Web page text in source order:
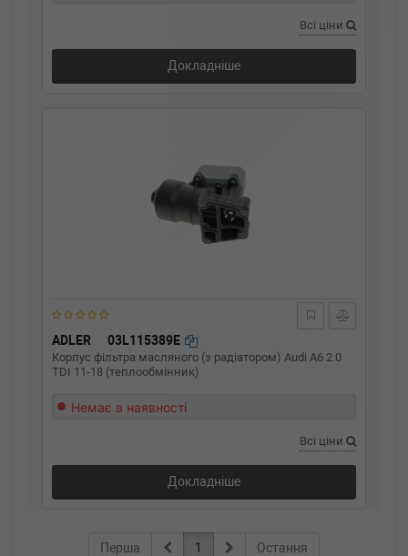
Всі ціни
Докладніше
ADLER 03L115389E
Корпус фільтра масляного (з радіатором) Audi A6 2.0
TDI 11-18 (теплообмінник)
Немає в наявності
Всі ціни
Докладніше
Перша 1 Остання